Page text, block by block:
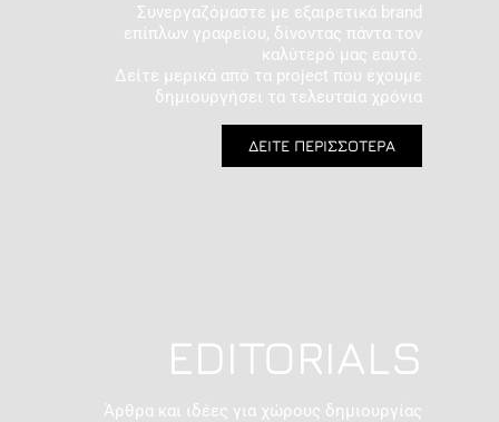
Συνεργαζόμαστε με εξαιρετικά brand
επίπλων γραφείου, δίνοντας πάντα τον
καλύτερό μας εαυτό.
Δείτε μερικά από τα project που έχουμε
δημιουργήσει τα τελευταία χρόνια
ΔΕΙΤΕ ΠΕΡΙΣΣΟΤΕΡΑ
EDITORIALS
Άρθρα και ιδέες για χώρους δημιουργίας